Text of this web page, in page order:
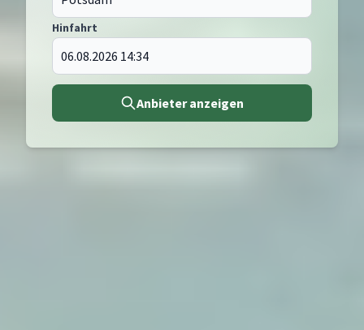
Hinfahrt
Anbieter anzeigen